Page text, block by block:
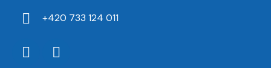
+420 733 124 011